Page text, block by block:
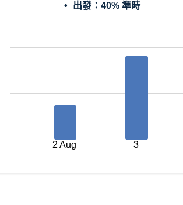
出發： 40% 準時
2 Aug 3